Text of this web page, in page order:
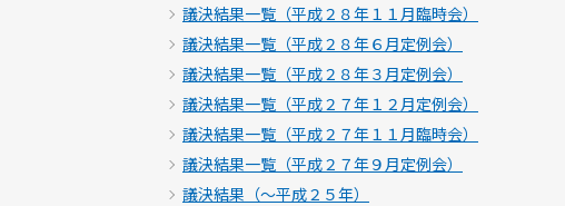
議決結果一覧（平成２８年１１月臨時会）
議決結果一覧（平成２８年６月定例会）
議決結果一覧（平成２８年３月定例会）
議決結果一覧（平成２７年１２月定例会）
議決結果一覧（平成２７年１１月臨時会）
議決結果一覧（平成２７年９月定例会）
議決結果（～平成２５年）